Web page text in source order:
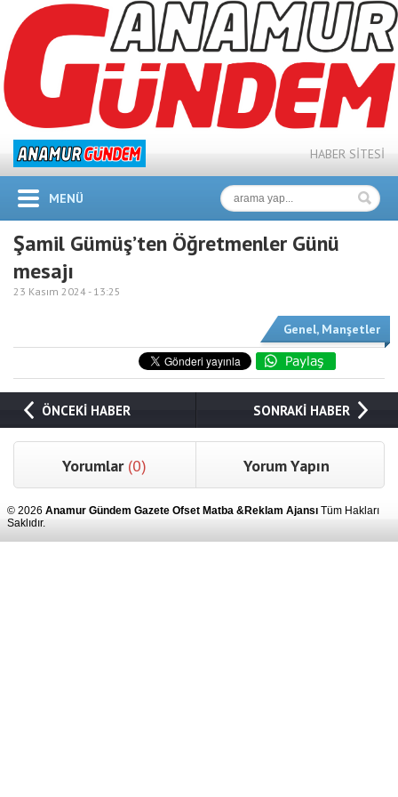
HABER SİTESİ
MENÜ
Şamil Gümüş’ten Öğretmenler Günü
mesajı
23 Kasım 2024 - 13:25
Genel, Manşetler
ÖNCEKİ HABER SONRAKİ HABER
Yorumlar (0) Yorum Yapın
© 2026 Anamur Gündem Gazete Ofset Matba &Reklam Ajansı Tüm Hakları
Saklıdır.